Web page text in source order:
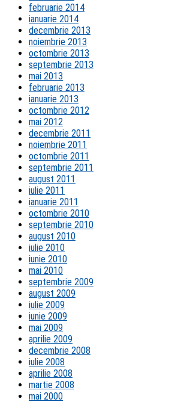
februarie 2014
ianuarie 2014
decembrie 2013
noiembrie 2013
octombrie 2013
septembrie 2013
mai 2013
februarie 2013
ianuarie 2013
octombrie 2012
mai 2012
decembrie 2011
noiembrie 2011
octombrie 2011
septembrie 2011
august 2011
iulie 2011
ianuarie 2011
octombrie 2010
septembrie 2010
august 2010
iulie 2010
iunie 2010
mai 2010
septembrie 2009
august 2009
iulie 2009
iunie 2009
mai 2009
aprilie 2009
decembrie 2008
iulie 2008
aprilie 2008
martie 2008
mai 2000